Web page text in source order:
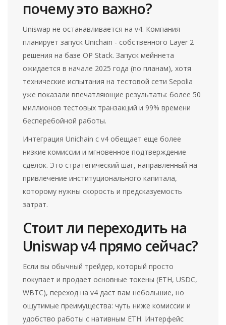
почему это важно?
Uniswap не останавливается на v4. Компания
планирует запускUnichain - собственного Layer 2
решения на базе OP Stack. Запуск мейннета
ожидается в начале 2025 года (по планам), хотя
технические испытания на тестовой сети Sepolia
уже показали впечатляющие результаты: более 50
миллионов тестовых транзакций и 99% времени
бесперебойной работы.
Интеграция Unichain с v4 обещает еще более
низкие комиссии и мгновенное подтверждение
сделок. Это стратегический шаг, направленный на
привлечение институционального капитала,
которому нужны скорость и предсказуемость
затрат.
Стоит ли переходить на
Uniswap v4 прямо сейчас?
Если вы обычный трейдер, который просто
покупает и продает основные токены (ETH, USDC,
WBTC), переход на v4 даст вам небольшие, но
ощутимые преимущества: чуть ниже комиссии и
удобство работы с нативным ETH. Интерфейс